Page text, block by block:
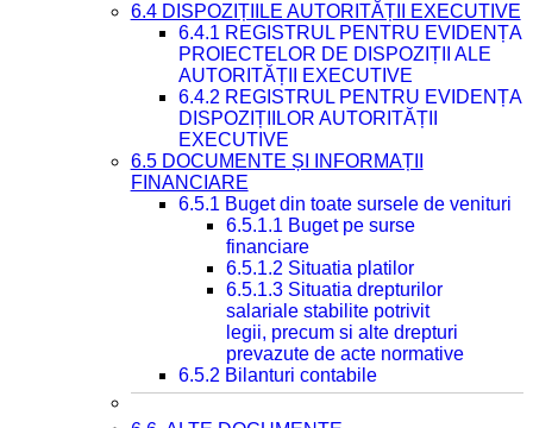
6.4 DISPOZIȚIILE AUTORITĂȚII EXECUTIVE
6.4.1 REGISTRUL PENTRU EVIDENȚA
PROIECTELOR DE DISPOZIȚII ALE
AUTORITĂȚII EXECUTIVE
6.4.2 REGISTRUL PENTRU EVIDENȚA
DISPOZIȚIILOR AUTORITĂȚII
EXECUTIVE
6.5 DOCUMENTE ȘI INFORMAȚII
FINANCIARE
6.5.1 Buget din toate sursele de venituri
6.5.1.1 Buget pe surse
financiare
6.5.1.2 Situatia platilor
6.5.1.3 Situatia drepturilor
salariale stabilite potrivit
legii, precum si alte drepturi
prevazute de acte normative
6.5.2 Bilanturi contabile